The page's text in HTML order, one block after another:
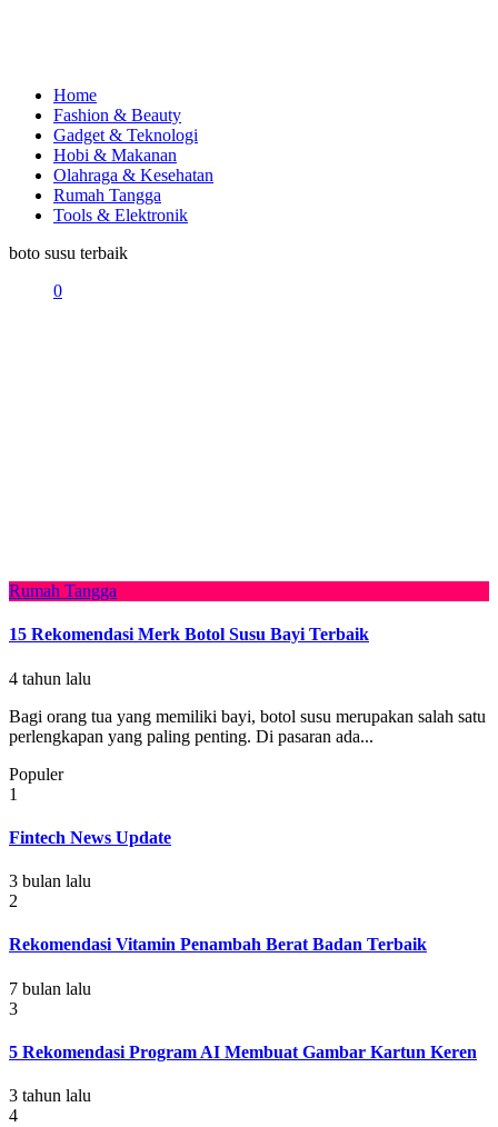
Home
Fashion & Beauty
Gadget & Teknologi
Hobi & Makanan
Olahraga & Kesehatan
Rumah Tangga
Tools & Elektronik
boto susu terbaik
0
Rumah Tangga
15 Rekomendasi Merk Botol Susu Bayi Terbaik
4 tahun lalu
Bagi orang tua yang memiliki bayi, botol susu merupakan salah satu
perlengkapan yang paling penting. Di pasaran ada...
Populer
1
Fintech News Update
3 bulan lalu
2
Rekomendasi Vitamin Penambah Berat Badan Terbaik
7 bulan lalu
3
5 Rekomendasi Program AI Membuat Gambar Kartun Keren
3 tahun lalu
4